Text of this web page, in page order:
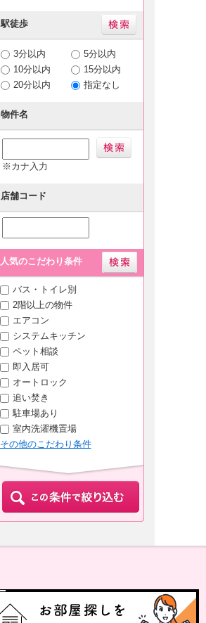
駅徒歩
3分以内
5分以内
10分以内
15分以内
20分以内
指定なし
物件名
※カナ入力
店舗コード
人気のこだわり条件
バス・トイレ別
2階以上の物件
エアコン
システムキッチン
ペット相談
即入居可
オートロック
追い焚き
駐車場あり
室内洗濯機置場
その他のこだわり条件